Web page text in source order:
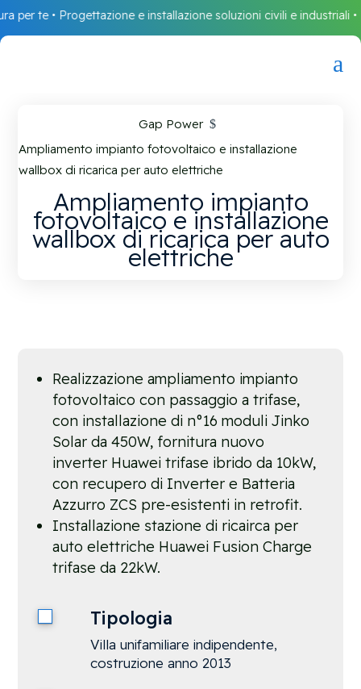
per te • Progettazione e installazione soluzioni civili e industriali
a
Gap Power $
Ampliamento impianto fotovoltaico e installazione
wallbox di ricarica per auto elettriche
Ampliamento impianto
fotovoltaico e installazione
wallbox di ricarica per auto
elettriche
Realizzazione ampliamento impianto
fotovoltaico con passaggio a trifase,
con installazione di n°16 moduli Jinko
Solar da 450W, fornitura nuovo
inverter Huawei trifase ibrido da 10kW,
con recupero di Inverter e Batteria
Azzurro ZCS pre-esistenti in retrofit.
Installazione stazione di ricairca per
auto elettriche Huawei Fusion Charge
trifase da 22kW.
Tipologia
Villa unifamiliare indipendente,
costruzione anno 2013